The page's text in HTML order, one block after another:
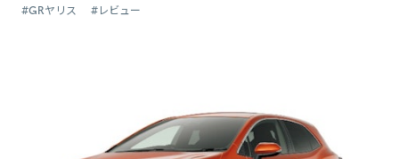
#GRヤリス #レビュー